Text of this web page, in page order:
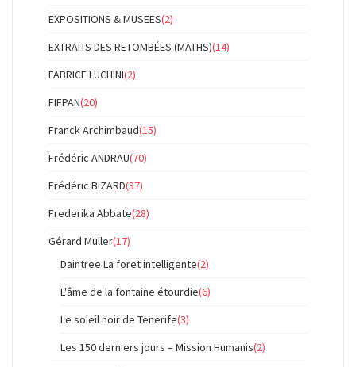
EXPOSITIONS & MUSEES(2)
EXTRAITS DES RETOMBÉES (MATHS)(14)
FABRICE LUCHINI(2)
FIFPAN(20)
Franck Archimbaud(15)
Frédéric ANDRAU(70)
Frédéric BIZARD(37)
Frederika Abbate(28)
Gérard Muller(17)
Daintree La foret intelligente(2)
L'âme de la fontaine étourdie(6)
Le soleil noir de Tenerife(3)
Les 150 derniers jours – Mission Humanis(2)